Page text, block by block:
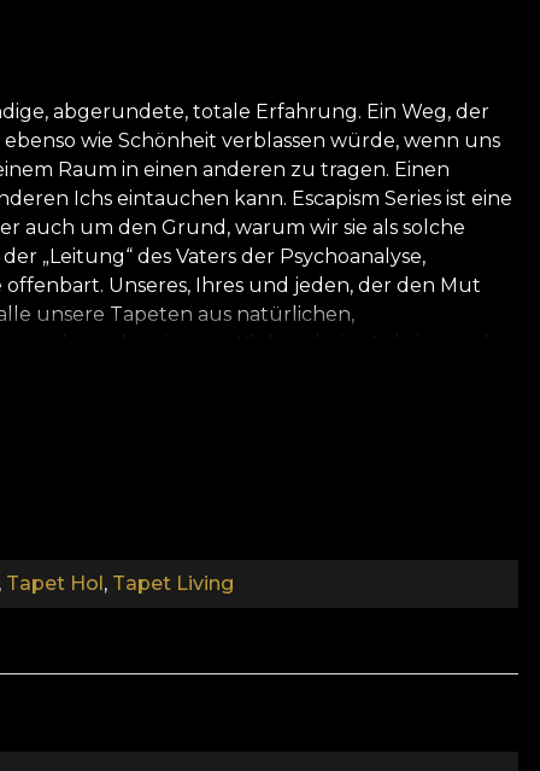
abgerundete, totale Erfahrung. Ein Weg, der
wie Schönheit verblassen würde, wenn uns
Raum in einen anderen zu tragen. Einen
Ichs eintauchen kann. Escapism Series ist eine
auch um den Grund, warum wir sie als solche
„Leitung“ des Vaters der Psychoanalyse,
Unseres, Ihres und jeden, der den Mut
unsere Tapeten aus natürlichen,
den höchsten Qualitätsstandards entspricht.
, Tapet Hol , Tapet Living